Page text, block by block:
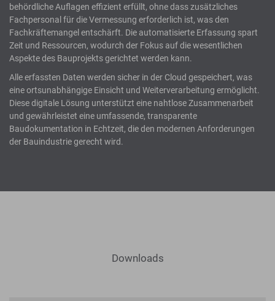
behördliche Auflagen effizient erfüllt, ohne dass zusätzliches
Fachpersonal für die Vermessung erforderlich ist, was den
Fachkräftemangel entschärft. Die automatisierte Erfassung spart
Zeit und Ressourcen, wodurch der Fokus auf die wesentlichen
Aspekte des Bauprojekts gerichtet werden kann.
Alle erfassten Daten werden sicher in der Cloud gespeichert, was
eine ortsunabhängige Einsicht und Weiterverarbeitung ermöglicht.
Diese digitale Lösung unterstützt eine nahtlose Zusammenarbeit
und gewährleistet eine umfassende, transparente
Baudokumentation in Echtzeit, die den modernen Anforderungen
der Bauindustrie gerecht wird.
Downloads